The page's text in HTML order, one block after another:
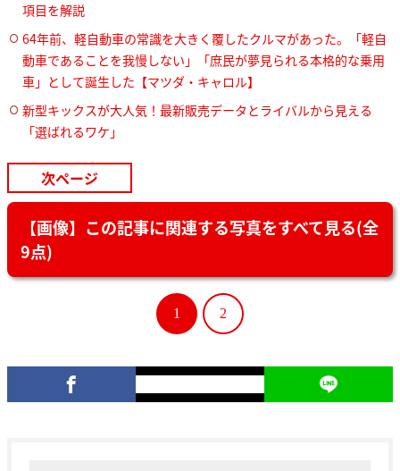
項目を解説
64年前、軽自動車の常識を大きく覆したクルマがあった。「軽自
動車であることを我慢しない」「庶民が夢見られる本格的な乗用
車」として誕生した【マツダ・キャロル】
新型キックスが大人気！最新販売データとライバルから見える
「選ばれるワケ」
次ページ
【画像】この記事に関連する写真をすべて見る(全
9点)
1 2